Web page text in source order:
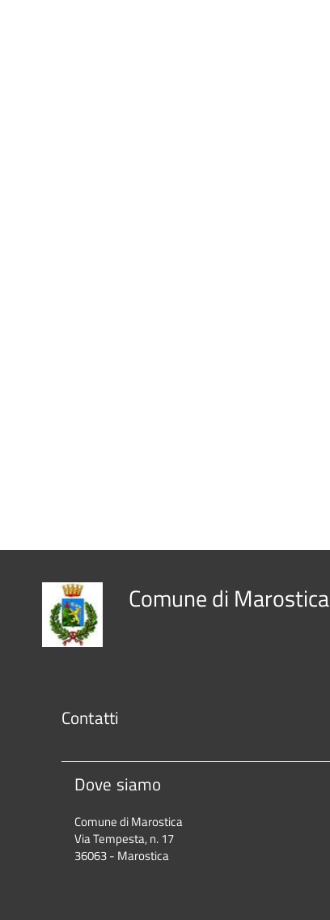
Comune di Marostica
Contatti
Dove siamo
Comune di Marostica
Via Tempesta, n. 17
36063 - Marostica